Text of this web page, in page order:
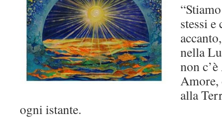
stessi e
nella
non
Amore,
alla
ogni istante.